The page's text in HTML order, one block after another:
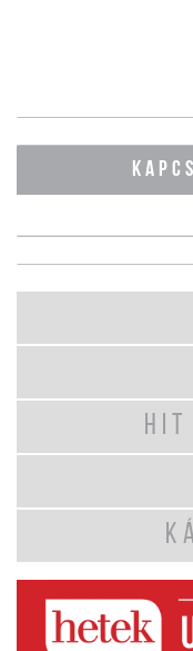
HIT